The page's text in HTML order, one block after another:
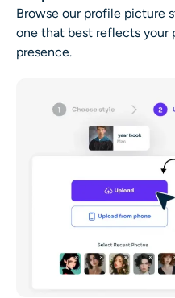
Browse our profile picture
one that best reflects your
presence.